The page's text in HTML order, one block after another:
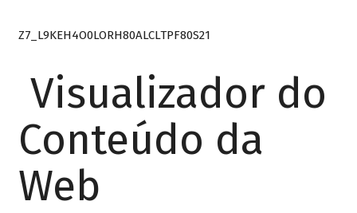
Z7_L9KEH4O0LORH80ALCLTPF80S21
Visualizador do
Conteúdo da
Web